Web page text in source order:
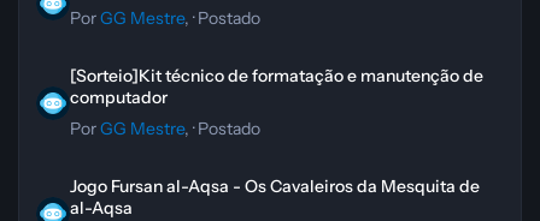
PorGG Mestre, ·Postado
[Sorteio]Kit técnico de formatação e manutenção de
computador
PorGG Mestre, ·Postado
Jogo Fursan al-Aqsa - Os Cavaleiros da Mesquita de
al-Aqsa